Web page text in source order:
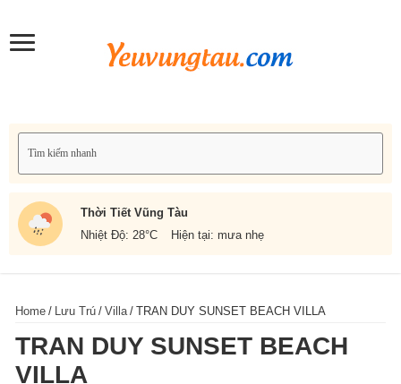
Thời Tiết Vũng Tàu
Nhiệt Độ: 28°C Hiện tại: mưa nhẹ
Home / Lưu Trú / Villa / TRAN DUY SUNSET BEACH VILLA
TRAN DUY SUNSET BEACH
VILLA